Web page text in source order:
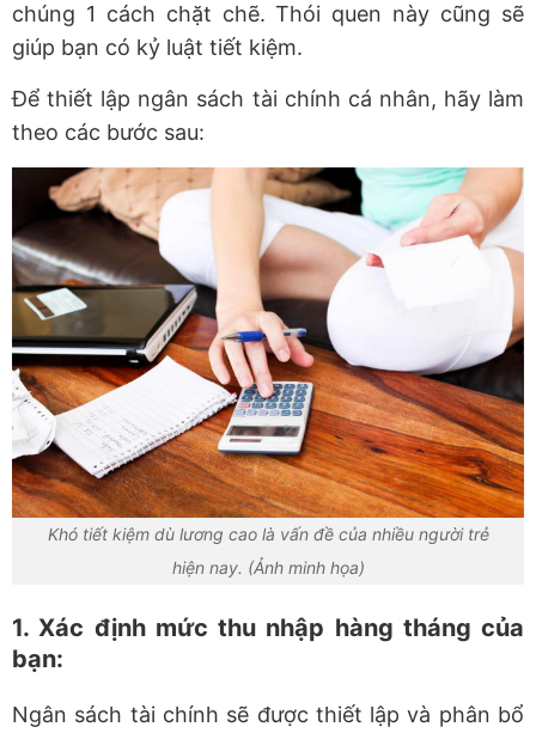
chúng 1 cách chặt chẽ. Thói quen này cũng sẽ
giúp bạn có kỷ luật tiết kiệm.
Để thiết lập ngân sách tài chính cá nhân, hãy làm
theo các bước sau:
Khó tiết kiệm dù lương cao là vấn đề của nhiều người trẻ
hiện nay. (Ảnh minh họa)
1. Xác định mức thu nhập hàng tháng của
bạn:
Ngân sách tài chính sẽ được thiết lập và phân bổ